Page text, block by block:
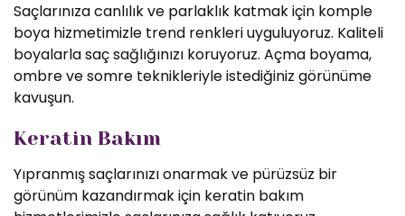
Saçlarınıza canlılık ve parlaklık katmak için komple
boya hizmetimizle trend renkleri uyguluyoruz. Kaliteli
boyalarla saç sağlığınızı koruyoruz. Açma boyama,
ombre ve somre teknikleriyle istediğiniz görünüme
kavuşun.
Keratin Bakım
Yıpranmış saçlarınızı onarmak ve pürüzsüz bir
görünüm kazandırmak için keratin bakım